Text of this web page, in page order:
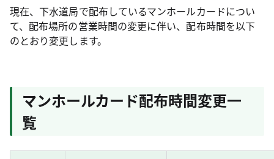
現在、下水道局で配布しているマンホールカードについ
て、配布場所の営業時間の変更に伴い、配布時間を以下
のとおり変更します。
マンホールカード配布時間変更一
覧